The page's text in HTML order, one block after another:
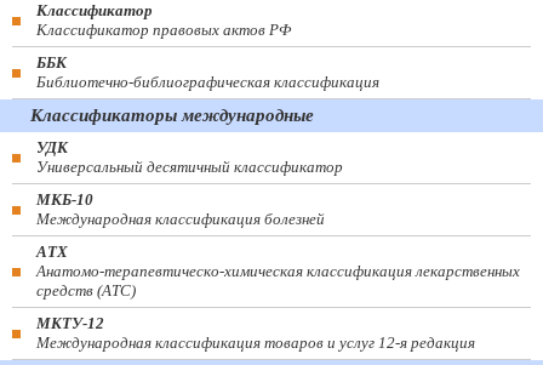
Классификатор
Классификатор правовых актов РФ
ББК
Библиотечно-библиографическая классификация
Классификаторы международные
УДК
Универсальный десятичный классификатор
МКБ-10
Международная классификация болезней
АТХ
Анатомо-терапевтическо-химическая классификация лекарственных
средств (ATC)
МКТУ-12
Международная классификация товаров и услуг 12-я редакция